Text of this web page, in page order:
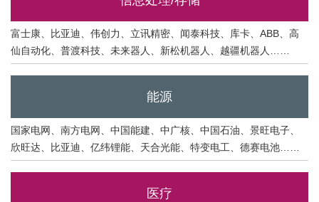
富士康、比亚迪、伟创力、立讯精密、闻泰科技、库卡、ABB、高
仙自动化、普渡科技、未来器人、新松机器人、越疆机器人……
能源
国家电网、南方电网、中国能建、中广核、中国石油、景旺电子、
欣旺达、比亚迪、亿纬锂能、天合光能、特变电工、德赛电池……
医疗